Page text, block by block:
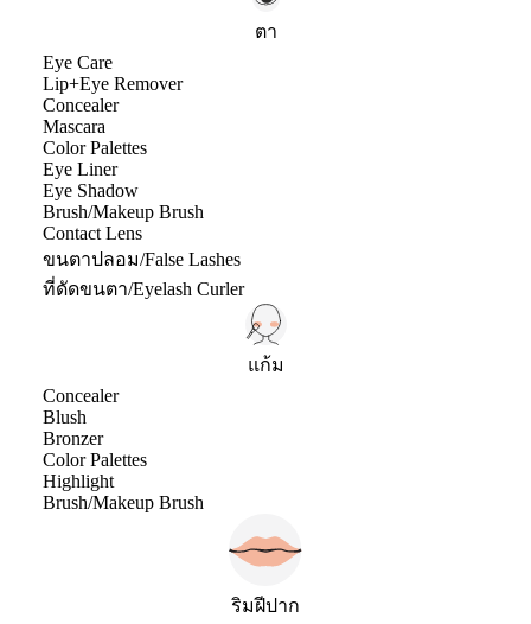
ตา
Eye Care
Lip+Eye Remover
Concealer
Mascara
Color Palettes
Eye Liner
Eye Shadow
Brush/Makeup Brush
Contact Lens
ขนตาปลอม/False Lashes
ที่ดัดขนตา/Eyelash Curler
แก้ม
Concealer
Blush
Bronzer
Color Palettes
Highlight
Brush/Makeup Brush
ริมฝีปาก